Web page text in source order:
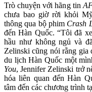
Trò chuyện với hãng tin
chưa bao giờ rời khỏi
thông qua bộ phim Crash
đến Hàn Quốc. “Tôi đã
hầu như không ngủ và
Zelinski cũng nói rằng gia
du lịch Hàn Quốc một
You, Jennifer Zelinski trở
hóa liên quan đến Hàn
tâm đến các chương trình